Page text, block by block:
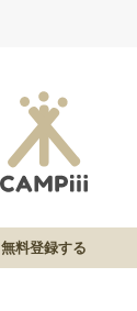
無料登録する